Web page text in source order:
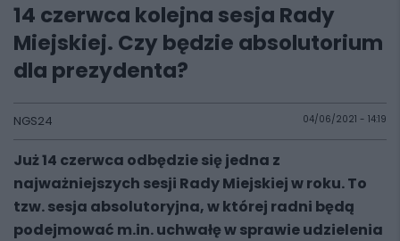
14 czerwca kolejna sesja Rady
Miejskiej. Czy będzie absolutorium
dla prezydenta?
NGS24 04/06/2021 - 14:19
Już 14 czerwca odbędzie się jedna z
najważniejszych sesji Rady Miejskiej w roku. To
tzw. sesja absolutoryjna, w której radni będą
podejmować m.in. uchwałę w sprawie udzielenia